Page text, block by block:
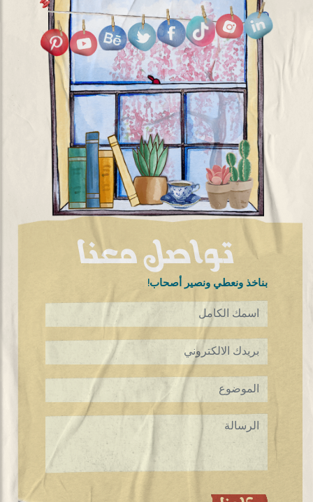
تواصل معنا
!بناخذ ونعطي ونصير أصحاب